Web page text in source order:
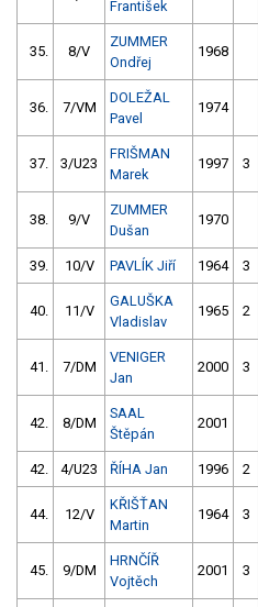
František
35. 8/V
ZUMMER
Ondřej
1968
36. 7/VM
DOLEŽAL
Pavel
1974
37. 3/U23
FRIŠMAN
Marek
1997 3
38. 9/V
ZUMMER
Dušan
1970
39. 10/V PAVLÍK Jiří 1964 3
40. 11/V
GALUŠKA
Vladislav
1965 2
41. 7/DM
VENIGER
Jan
2000 3
42. 8/DM
SAAL
Štěpán
2001
42. 4/U23 ŘÍHA Jan 1996 2
44. 12/V
KŘIŠŤAN
Martin
1964 3
45. 9/DM
HRNČÍŘ
Vojtěch
2001 3